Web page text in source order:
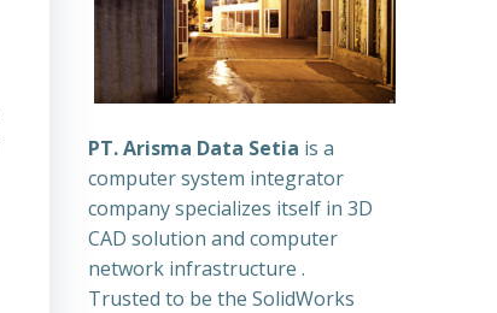
PT. Arisma Data Setia is a
computer system integrator
company specializes itself in 3D
CAD solution and computer
network infrastructure .
Trusted to be the SolidWorks